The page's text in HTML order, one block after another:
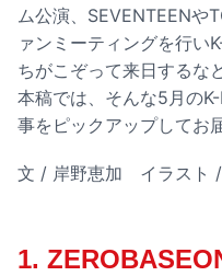
ム公演、SEVENTEENや
ァンミーティングを行い
ちがこぞって来日するな
本稿では、そんな5月の
事をピックアップしてお
文 / 岸野恵加 イラスト /
1.